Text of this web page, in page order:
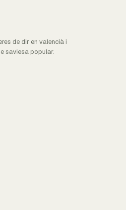
de dir en valencià i
saviesa popular.